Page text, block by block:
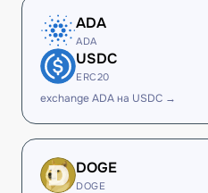
ADA
ADA
USDC
ERC20
exchange ADA на USDC →
DOGE
DOGE